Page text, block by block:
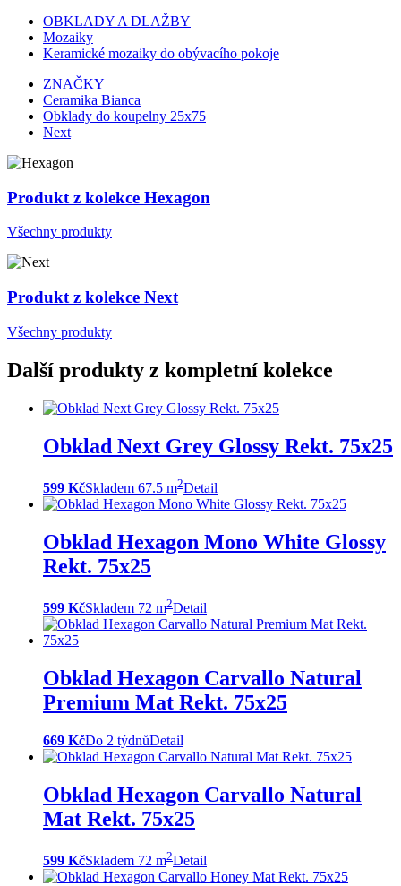
OBKLADY A DLAŽBY
Mozaiky
Keramické mozaiky do obývacího pokoje
ZNAČKY
Ceramika Bianca
Obklady do koupelny 25x75
Next
Produkt z kolekce Hexagon
Všechny produkty
Produkt z kolekce Next
Všechny produkty
Další produkty z kompletní kolekce
Obklad Next Grey Glossy Rekt. 75x25
599 KčSkladem 67.5 m2Detail
Obklad Hexagon Mono White Glossy
Rekt. 75x25
599 KčSkladem 72 m2Detail
Obklad Hexagon Carvallo Natural
Premium Mat Rekt. 75x25
669 KčDo 2 týdnůDetail
Obklad Hexagon Carvallo Natural
Mat Rekt. 75x25
599 KčSkladem 72 m2Detail